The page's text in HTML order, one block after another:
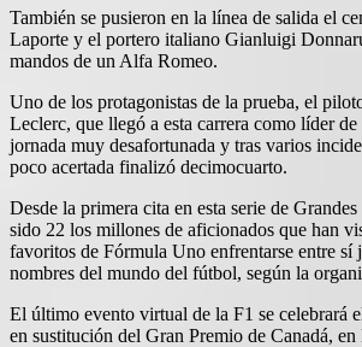
También se pusieron en la línea de salida el
Laporte y el portero italiano Gianluigi
mandos de un Alfa Romeo.
Uno de los protagonistas de la prueba, el
Leclerc, que llegó a esta carrera como líder
jornada muy desafortunada y tras varios
poco acertada finalizó decimocuarto.
Desde la primera cita en esta serie de
sido 22 los millones de aficionados que han
favoritos de Fórmula Uno enfrentarse entre sí
nombres del mundo del fútbol, según la
El último evento virtual de la F1 se celebrará
en sustitución del Gran Premio de Canadá,